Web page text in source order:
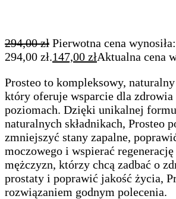
294,00zł Pierwotna cena wynosiła:
294,00 zł.147,00 złAktualna cena
Prosteo to kompleksowy,
który oferuje wsparcie dla
poziomach. Dzięki unikalnej
naturalnych składnikach, Prosteo
zmniejszyć stany zapalne,
moczowego i wspierać
mężczyzn, którzy chcą zadbać o
prostaty i poprawić jakość życia,
rozwiązaniem godnym polecenia.